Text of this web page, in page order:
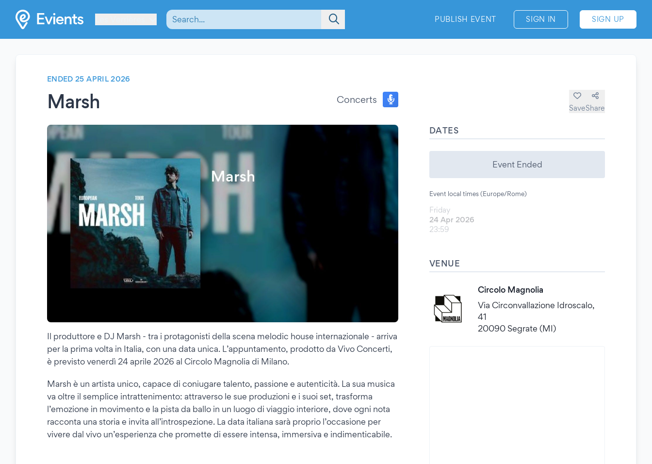
PUBLISH EVENT SIGN IN SIGN UP
ENDED 25 APRIL 2026
Marsh Concerts
SaveShare
Il produttore e DJ Marsh - tra i protagonisti della scena melodic house internazionale - arriva
per la prima volta in Italia, con una data unica. L’appuntamento, prodotto da Vivo Concerti,
è previsto venerdì 24 aprile 2026 al Circolo Magnolia di Milano.
Marsh è un artista unico, capace di coniugare talento, passione e autenticità. La sua musica
va oltre il semplice intrattenimento: attraverso le sue produzioni e i suoi set, trasforma
l’emozione in movimento e la pista da ballo in un luogo di viaggio interiore, dove ogni nota
racconta una storia e invita all’introspezione. La data italiana sarà proprio l’occasione per
vivere dal vivo un’esperienza che promette di essere intensa, immersiva e indimenticabile.
DATES
Event Ended
Event local times (Europe/Rome)
Friday
24 Apr 2026
23:59
VENUE
Circolo Magnolia
Via Circonvallazione Idroscalo,
41
20090 Segrate (MI)